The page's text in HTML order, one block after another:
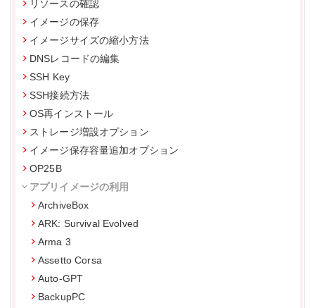
リソースの確認
イメージの保存
イメージサイズの縮小方法
DNSレコードの編集
SSH Key
SSH接続方法
OS再インストール
ストレージ増設オプション
イメージ保存容量追加オプション
OP25B
アプリイメージの利用
ArchiveBox
ARK: Survival Evolved
Arma 3
Assetto Corsa
Auto-GPT
BackupPC